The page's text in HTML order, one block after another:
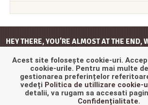
HEY THERE, YOU'RE ALMOST AT THE END,
Acest site folosește cookie-uri.
cookie-urile. Pentru mai multe
gestionarea preferințelor
vedeți Politica de utillizare cookie-
detalii, va rugam sa accesati
Confidențialitate.